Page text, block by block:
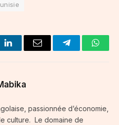
LinkedInEmail Telegram
passionnée d’économie,
culture. Le domaine de